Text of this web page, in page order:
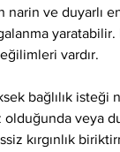
narin ve duyarlı
yaratabilir.
vardır.
bağlılık isteği
olduğunda veya
kırgınlık